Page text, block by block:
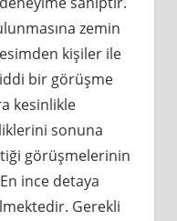
zemin
kişiler ile
bir görüşme
kesinlikle
sonuna
görüşmelerinin
ince detaya
Gerekli